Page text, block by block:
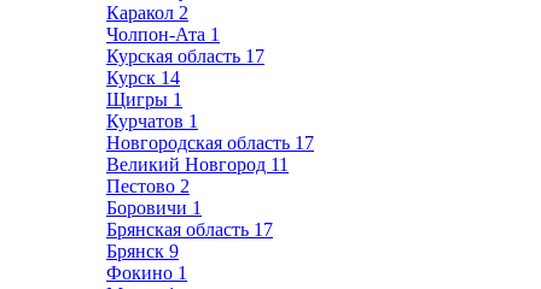
Каракол 2
Чолпон-Ата 1
Курская область 17
Курск 14
Щигры 1
Курчатов 1
Новгородская область 17
Великий Новгород 11
Пестово 2
Боровичи 1
Брянская область 17
Брянск 9
Фокино 1